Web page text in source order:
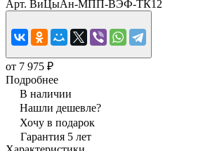
Арт. ВиЦыАн-МПП-ВЭФ-ТК12
от 7 975 ₽
Подробнее
В наличии
Нашли дешевле?
Хочу в подарок
Гарантия 5 лет